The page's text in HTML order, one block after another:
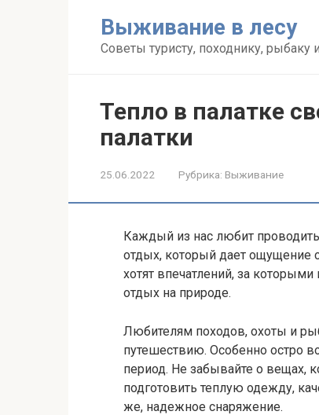
Выживание в лесу
Советы туристу, походнику, рыбаку
Тепло в палатке
палатки
25.06.2022 Рубрика: Выживание
Каждый из нас любит
отдых, который дает ощущение
хотят впечатлений, за
отдых на природе.
Любителям походов, охоты и
путешествию. Особенно остро
период. Не забывайте о вещах,
подготовить теплую одежду,
же, надежное снаряжение.